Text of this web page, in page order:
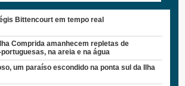
Bittencourt em tempo real
Comprida amanhecem repletas de
na areia e na água
um paraíso escondido na ponta sul da Ilha